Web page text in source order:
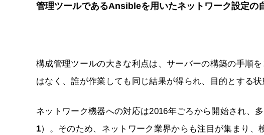
管理ツールであるAnsibleを用いたネットワーク設定の
構成管理ツールの大きな利点は、サーバーの構築の手順
はなく、誰が作業しても同じ結果が得られ、目的とする
ネットワーク機器への対応は2016年ごろから開始され、
1）。そのため、ネットワーク業界からも注目が集まり